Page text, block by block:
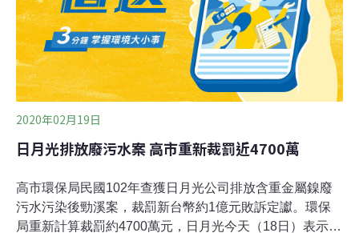
回收規範，並且和再利用業者合作，落實分類，去年已回
收8000公噸的塑膠，資源化比例達66%，未來目標是邁向
95％。台積電在中科的首座「
2020年02月19日
日月光排放廢污水案 高市重新裁罰近4700萬
高市環保局民國102年查獲日月光公司排放含重金屬鎳廢
污水污染後勁溪案，裁罰新台幣約1億元敗訴定讞。環保
局重新計算裁罰約4700萬元，日月光今天（18日）表示，